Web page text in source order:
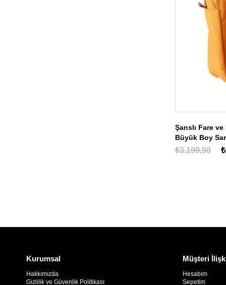
Şanslı Fare
Büyük Boy
Bebek, Okul)
₺3.199,90
Kurumsal
Hakkımızda
Gizlilik ve Güvenlik Politikası
Müşteri
Hesabım
Sepetim